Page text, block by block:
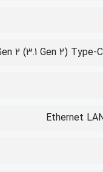
2 (3.1 Gen 2)
Ethernet